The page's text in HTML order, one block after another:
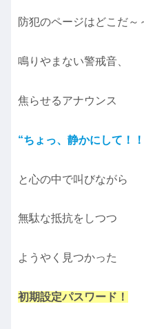
防犯のページはどこだ～
鳴りやまない警戒音、
焦らせるアナウンス
“ちょっ、静かにして！
と心の中で叫びながら
無駄な抵抗をしつつ
ようやく見つかった
初期設定パスワード！